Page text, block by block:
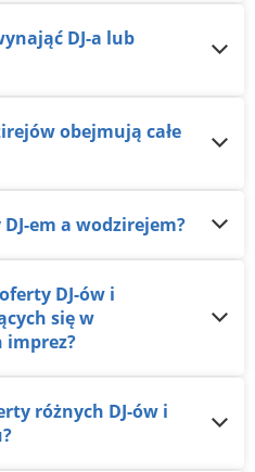
em a wodzirejem?
się w
imprez?